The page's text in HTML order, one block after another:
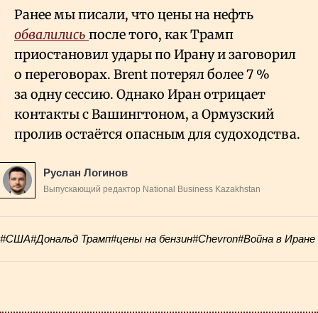
Ранее мы писали, что цены на нефть
обвалились после того, как Трамп
приостановил удары по Ирану и заговорил
о переговорах. Brent потерял более 7 %
за одну сессию. Однако Иран отрицает
контакты с Вашингтоном, а Ормузский
пролив остаётся опасным для судоходства.
Руслан Логинов
Выпускающий редактор National Business Kazakhstan
#США#Дональд Трамп#цены на бензин#Chevron#Война в Иране